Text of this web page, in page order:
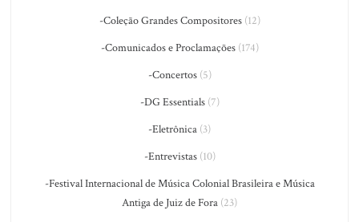
-Coleção Grandes Compositores(12)
-Comunicados e Proclamações(174)
-Concertos(5)
-DG Essentials(7)
-Eletrônica (3)
-Entrevistas(10)
-Festival Internacional de Música Colonial Brasileira e Música
Antiga de Juiz de Fora (23)